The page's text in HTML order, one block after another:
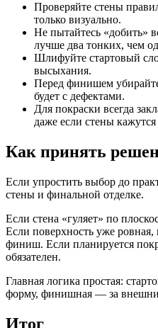
Проверяйте стены
только визуально.
Не пытайтесь «добить»
лучше два тонких, чем
Шлифуйте стартовый
высыхания.
Перед финишем
будет с дефектами.
Для покраски всегда
даже если стены
Как принять
Если упростить выбор до
стены и финальной отделке.
Если стена «гуляет» по
Если поверхность уже
финиш. Если планируется
обязателен.
Главная логика простая:
форму, финишная — за
Итог